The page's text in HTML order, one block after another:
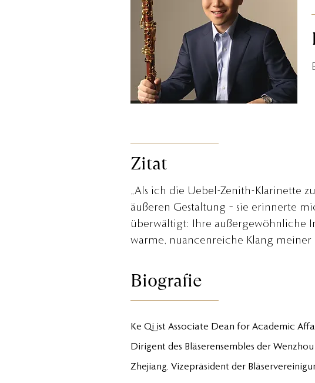
Zitat
„Als ich die Uebel-Zenith-Klarinette
äußeren Gestaltung – sie erinnerte
überwältigt: Ihre außergewöhnliche
warme, nuancenreiche Klang
Biografie
Ke Qi ist Associate Dean for Academic
Dirigent des Bläserensembles der
Zhejiang, Vizepräsident der